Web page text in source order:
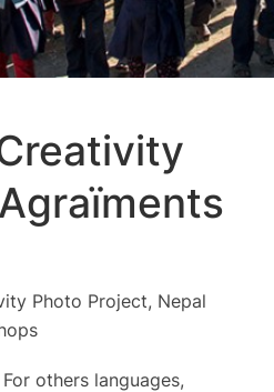
Photo Project, Nepal
others languages,